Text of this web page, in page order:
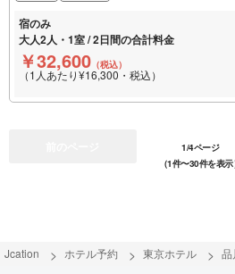
宿のみ
大人2人・1室 / 2日間の合計料金
￥32,600 （税込）
（1人あたり¥16,300・税込）
1/4ページ
（1件〜30件を表示
Jcation ホテル予約 東京ホテル 品